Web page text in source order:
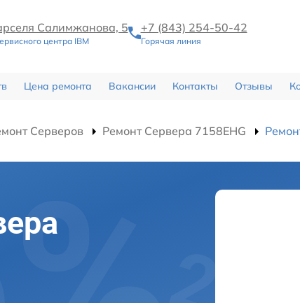
Салимжанова, 5
центра IBM
+7 (843) 254-50-42
Горячая линия
Цена ремонта Вакансии Контакты Отзывы
Серверов Ремонт Сервера 7158EHG